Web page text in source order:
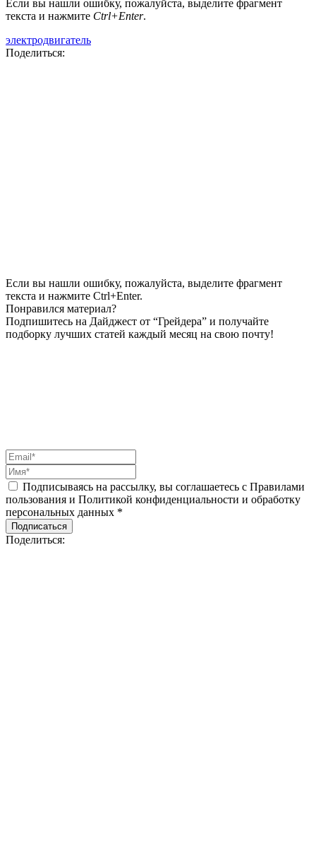
Если вы нашли ошибку, пожалуйста, выделите фрагмент
текста и нажмите Ctrl+Enter.
электродвигатель
Поделиться:
Если вы нашли ошибку, пожалуйста, выделите фрагмент
текста и нажмите Ctrl+Enter.
Понравился материал?
Подпишитесь на Дайджест от “Грейдера” и получайте
подборку лучших статей каждый месяц на свою почту!
Подписываясь на рассылку, вы соглашаетесь с Правилами
пользования и Политикой конфиденциальности и обработку
персональных данных *
Подписаться
Поделиться: